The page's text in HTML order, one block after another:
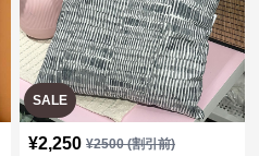
SALE
¥2,250 ¥2500(割引前)